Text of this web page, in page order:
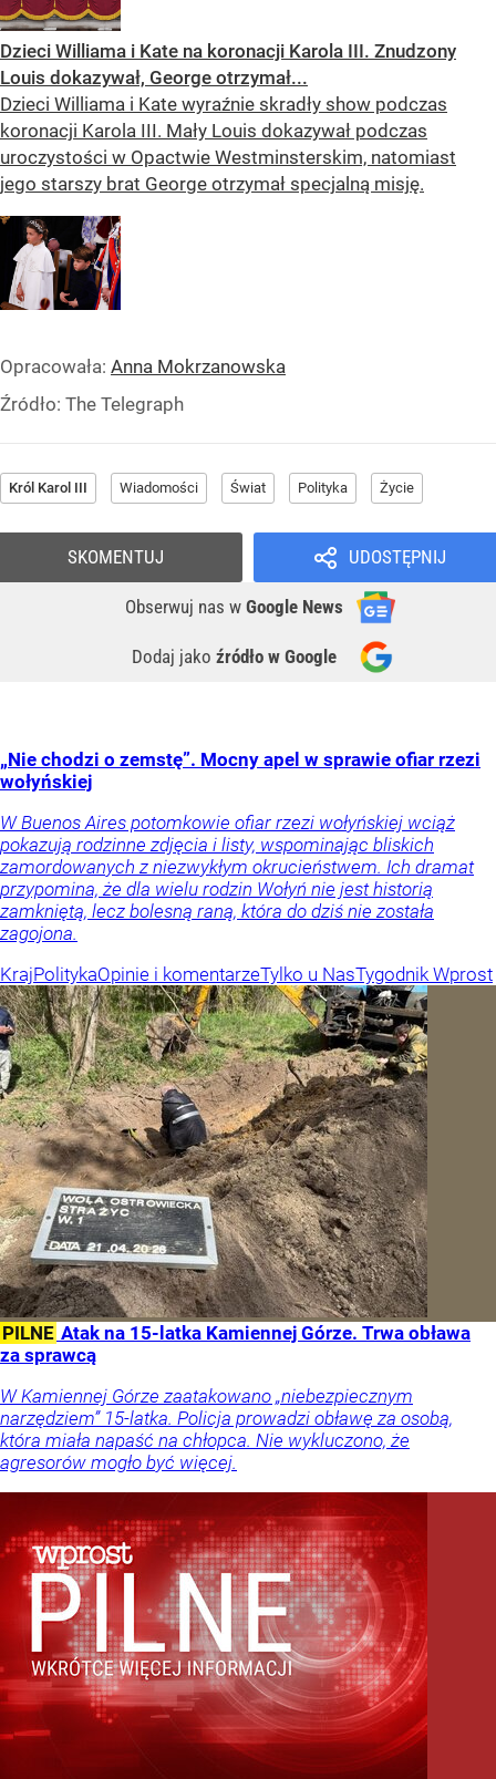
Dzieci Williama i Kate na koronacji Karola III. Znudzony
Louis dokazywał, George otrzymał...
Dzieci Williama i Kate wyraźnie skradły show podczas
koronacji Karola III. Mały Louis dokazywał podczas
uroczystości w Opactwie Westminsterskim, natomiast
jego starszy brat George otrzymał specjalną misję.
Opracowała: Anna Mokrzanowska
Źródło: The Telegraph
Król Karol III Wiadomości Świat Polityka Życie
UDOSTĘPNIJ
Obserwuj nas w Google News
Dodaj jako źródło w Google
SKOMENTUJ
„Nie chodzi o zemstę”. Mocny apel w sprawie ofiar rzezi
wołyńskiej
W Buenos Aires potomkowie ofiar rzezi wołyńskiej wciąż
pokazują rodzinne zdjęcia i listy, wspominając bliskich
zamordowanych z niezwykłym okrucieństwem. Ich dramat
przypomina, że dla wielu rodzin Wołyń nie jest historią
zamkniętą, lecz bolesną raną, która do dziś nie została
zagojona.
KrajPolitykaOpinie i komentarzeTylko u NasTygodnik Wprost
PILNE Atak na 15-latka Kamiennej Górze. Trwa obława
za sprawcą
W Kamiennej Górze zaatakowano „niebezpiecznym
narzędziem” 15-latka. Policja prowadzi obławę za osobą,
która miała napaść na chłopca. Nie wykluczono, że
agresorów mogło być więcej.